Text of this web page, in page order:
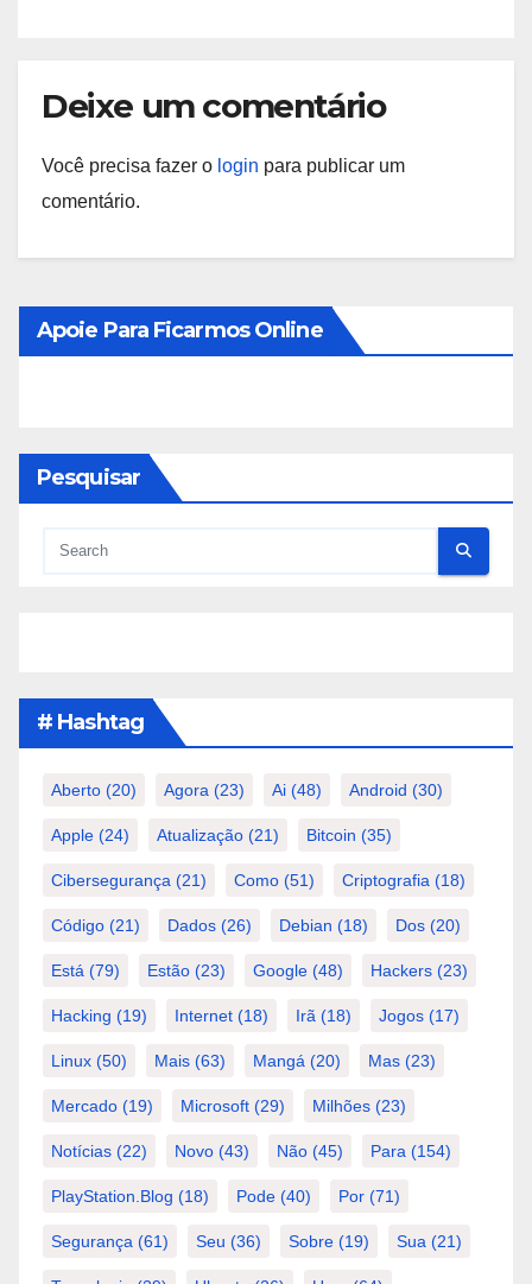
Deixe um comentário
Você precisa fazer o login para publicar um
comentário.
Apoie Para Ficarmos Online
Pesquisar
# Hashtag
Aberto (20) Agora (23) Ai (48) Android (30)
Apple (24) Atualização (21) Bitcoin (35)
Cibersegurança (21) Como (51) Criptografia (18)
Código (21) Dados (26) Debian (18) Dos (20)
Está (79) Estão (23) Google (48) Hackers (23)
Hacking (19) Internet (18) Irã (18) Jogos (17)
Linux (50) Mais (63) Mangá (20) Mas (23)
Mercado (19) Microsoft (29) Milhões (23)
Notícias (22) Novo (43) Não (45) Para (154)
PlayStation.Blog (18) Pode (40) Por (71)
Segurança (61) Seu (36) Sobre (19) Sua (21)